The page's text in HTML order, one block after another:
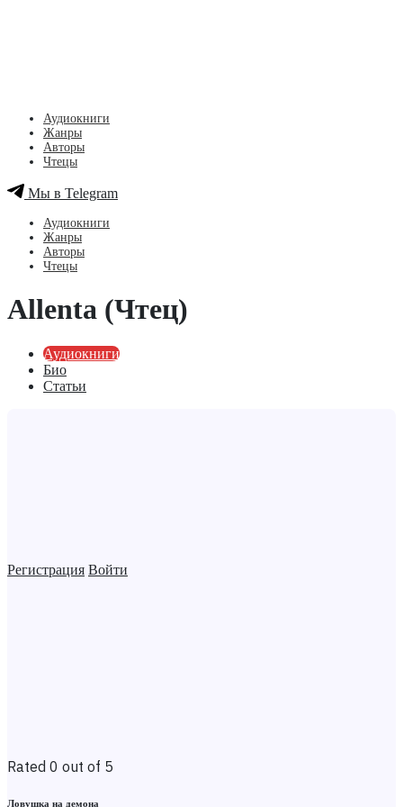
Регистрация Войти
Аудиокниги
Жанры
Авторы
Чтецы
Мы в Telegram
Аудиокниги
Жанры
Авторы
Чтецы
Allenta (Чтец)
Аудиокниги
Био
Статьи
Rated 0 out of 5
Ловушка на демона